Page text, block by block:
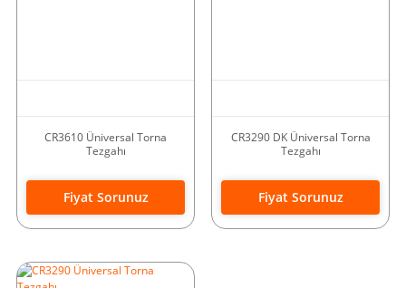
CR3610 Üniversal Torna
Tezgahı
Fiyat Sorunuz
CR3290 DK Üniversal Torna
Tezgahı
Fiyat Sorunuz